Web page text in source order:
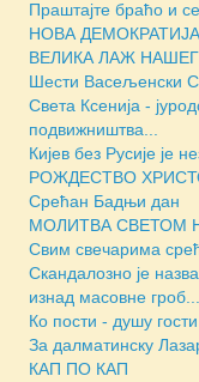
Праштајте браћо и
НОВА ДЕМОКРАТИЈА
ВЕЛИКА ЛАЖ
Шести Васељенски
Света Ксенија -
подвижништва...
Кијев без Русије је
РОЖДЕСТВО
Срећан Бадњи дан
МОЛИТВА СВЕТОМ
Свим свечарима
Скандалозно је
изнад масовне гроб...
Ко пости - душу гости
За далматинску
КАП ПО КАП